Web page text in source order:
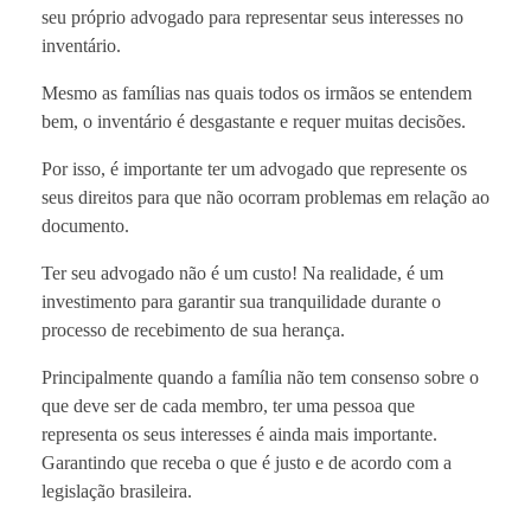
seu próprio advogado para representar seus interesses no
inventário.
Mesmo as famílias nas quais todos os irmãos se entendem
bem, o inventário é desgastante e requer muitas decisões.
Por isso, é importante ter um advogado que represente os
seus direitos para que não ocorram problemas em relação ao
documento.
Ter seu advogado não é um custo! Na realidade, é um
investimento para garantir sua tranquilidade durante o
processo de recebimento de sua herança.
Principalmente quando a família não tem consenso sobre o
que deve ser de cada membro, ter uma pessoa que
representa os seus interesses é ainda mais importante.
Garantindo que receba o que é justo e de acordo com a
legislação brasileira.